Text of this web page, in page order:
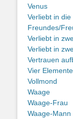
Venus
Verliebt in
Freundes/
Verliebt in
Verliebt in
Vertrauen
Vier Elemente
Vollmond
Waage
Waage-Frau
Waage-Mann